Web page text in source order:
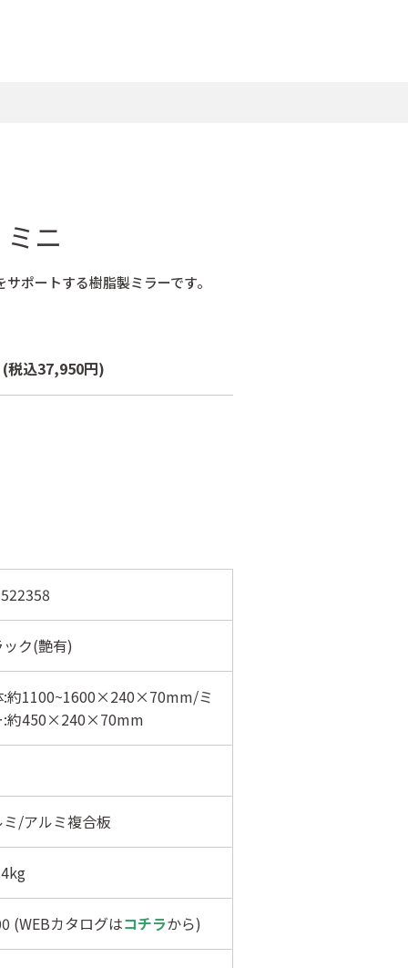
ニ
ポートする樹脂製ミラーです。
(税込37,950円)
ック(艶有)
:約1100~1600×240×70mm/ミ
:約450×240×70mm
ミ/アルミ複合板
(WEBカタログはコチラから)